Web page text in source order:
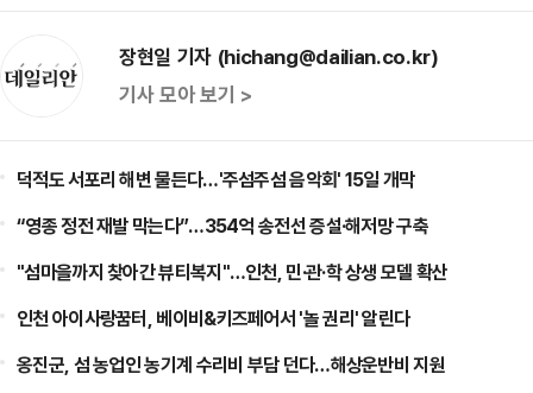
장현일 기자 (hichang@dailian.co.kr)
기사 모아 보기 >
덕적도 서포리 해변 물든다…'주섬주섬 음악회' 15일 개막
“영종 정전 재발 막는다”…354억 송전선 증설·해저망 구축
"섬마을까지 찾아간 뷰티복지"…인천, 민·관·학 상생 모델 확산
인천 아이사랑꿈터, 베이비&키즈페어서 '놀 권리' 알린다
옹진군, 섬 농업인 농기계 수리비 부담 던다…해상운반비 지원